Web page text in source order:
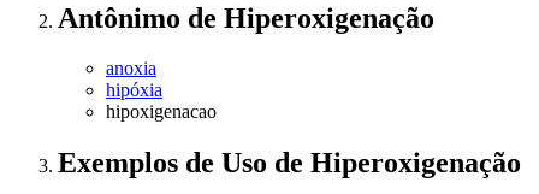
Antônimo de Hiperoxigenação
anoxia
hipóxia
hipoxigenacao
Exemplos de Uso de Hiperoxigenação